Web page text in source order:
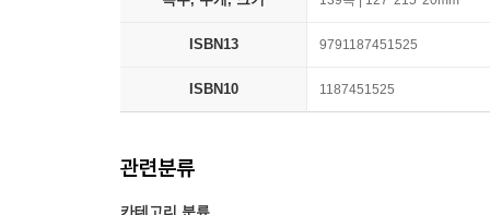
ISBN13 9791187451525
ISBN10 1187451525
관련분류
카테고리 분류